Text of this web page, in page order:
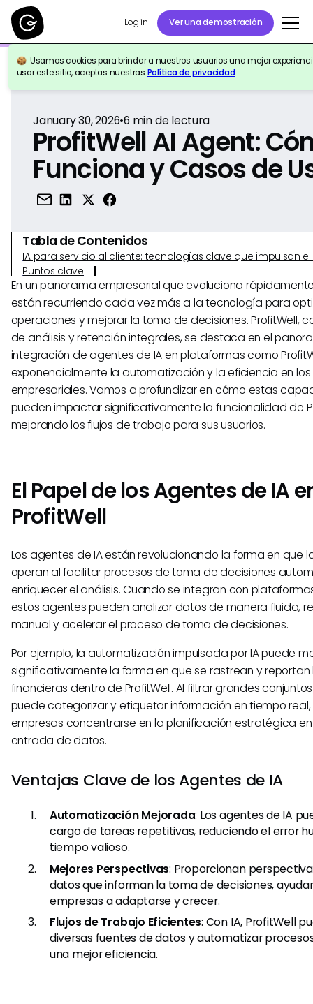
Log in Ver una demostración
Usamos cookies para brindar a nuestros usuarios una mejor
usar este sitio, aceptas nuestras Política de privacidad.
Volver a la Referencia
January 30, 2026•6 min de lectura
ProfitWell AI Agent:
Funciona y Casos de
Tabla de Contenidos
IA para servicio al cliente: tecnologías clave que impulsan
Puntos clave
En un panorama empresarial que evoluciona
están recurriendo cada vez más a la tecnología para
operaciones y mejorar la toma de decisiones. ProfitWell,
de análisis y retención integrales, se destaca en el
integración de agentes de IA en plataformas como
exponencialmente la automatización y la eficiencia en
empresariales. Vamos a profundizar en cómo estas
pueden impactar significativamente la funcionalidad de
mejorando los flujos de trabajo para sus usuarios.
El Papel de los Agentes de IA
ProfitWell
Los agentes de IA están revolucionando la forma en que
operan al facilitar procesos de toma de decisiones
enriquecer el análisis. Cuando se integran con
estos agentes pueden analizar datos de manera fluida,
manual y acelerar el proceso de toma de decisiones.
Por ejemplo, la automatización impulsada por IA puede
significativamente la forma en que se rastrean y
financieras dentro de ProfitWell. Al filtrar grandes
puede categorizar y etiquetar información en tiempo
empresas concentrarse en la planificación estratégica
entrada de datos.
Ventajas Clave de los Agentes de IA
Automatización Mejorada: Los agentes de IA
cargo de tareas repetitivas, reduciendo el error
tiempo valioso.
Mejores Perspectivas: Proporcionan
datos que informan la toma de decisiones,
empresas a adaptarse y crecer.
Flujos de Trabajo Eficientes: Con IA, ProfitWell
diversas fuentes de datos y automatizar
una mejor eficiencia.